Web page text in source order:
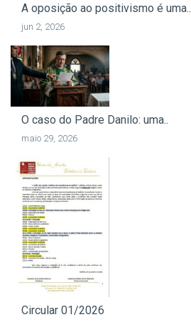
A oposição ao positivismo é uma..
jun 2, 2026
O caso do Padre Danilo: uma..
maio 29, 2026
Circular 01/2026